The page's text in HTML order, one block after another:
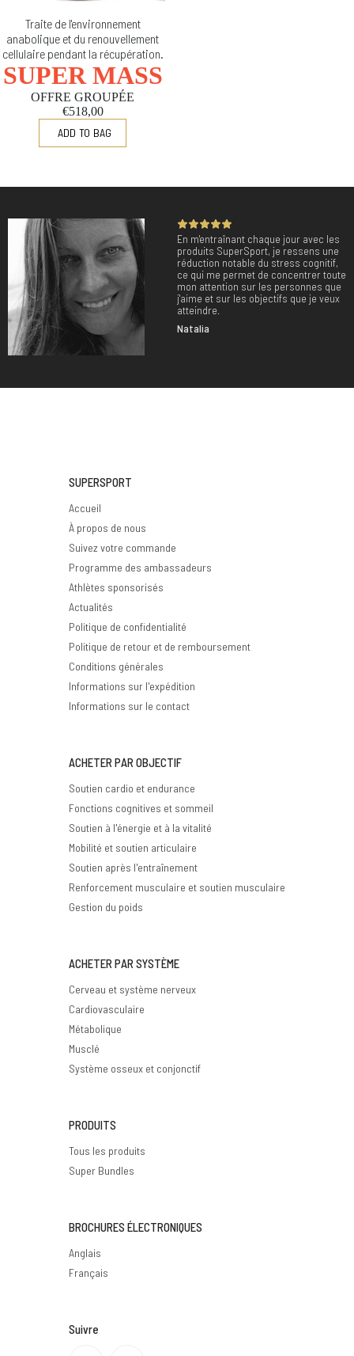
Traite de l'environnement
anabolique et du renouvellement
cellulaire pendant la récupération.
SUPER MASS
OFFRE GROUPÉE
€518,00
En m'entraînant chaque jour avec les
produits SuperSport, je ressens une
réduction notable du stress cognitif,
ce qui me permet de concentrer toute
mon attention sur les personnes que
j'aime et sur les objectifs que je veux
atteindre.
Natalia
SUPERSPORT
Accueil
À propos de nous
Suivez votre commande
Programme des ambassadeurs
Athlètes sponsorisés
Actualités
Politique de confidentialité
Politique de retour et de remboursement
Conditions générales
Informations sur l'expédition
Informations sur le contact
ACHETER PAR OBJECTIF
Soutien cardio et endurance
Fonctions cognitives et sommeil
Soutien à l'énergie et à la vitalité
Mobilité et soutien articulaire
Soutien après l'entraînement
Renforcement musculaire et soutien musculaire
Gestion du poids
ACHETER PAR SYSTÈME
Cerveau et système nerveux
Cardiovasculaire
Métabolique
Musclé
Système osseux et conjonctif
PRODUITS
Tous les produits
Super Bundles
BROCHURES ÉLECTRONIQUES
Anglais
Français
Suivre
Politique de confidentialité